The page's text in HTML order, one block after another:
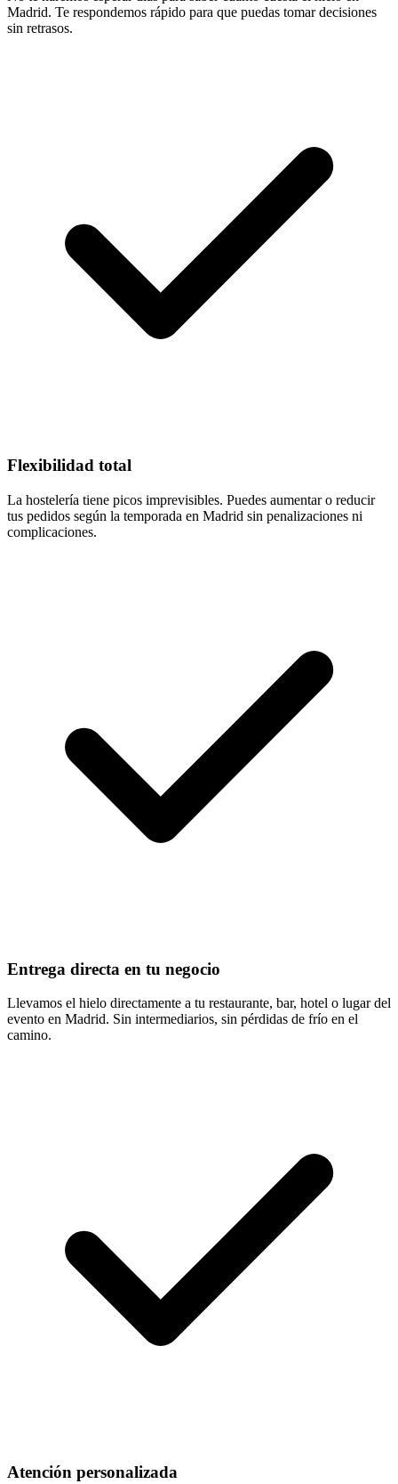
Madrid. Te respondemos rápido para que puedas tomar decisiones
sin retrasos.
Flexibilidad total
La hostelería tiene picos imprevisibles. Puedes aumentar o reducir
tus pedidos según la temporada en Madrid sin penalizaciones ni
complicaciones.
Entrega directa en tu negocio
Llevamos el hielo directamente a tu restaurante, bar, hotel o lugar del
evento en Madrid. Sin intermediarios, sin pérdidas de frío en el
camino.
Atención personalizada